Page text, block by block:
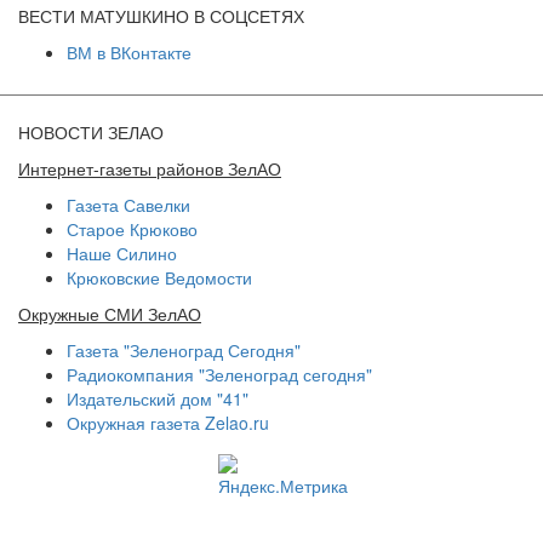
ВЕСТИ МАТУШКИНО В СОЦСЕТЯХ
ВМ в ВКонтакте
НОВОСТИ ЗЕЛАО
Интернет-газеты районов ЗелАО
Газета Савелки
Старое Крюково
Наше Силино
Крюковские Ведомости
Окружные СМИ ЗелАО
Газета "Зеленоград Сегодня"
Радиокомпания "Зеленоград сегодня"
Издательский дом "41"
Окружная газета Zelao.ru